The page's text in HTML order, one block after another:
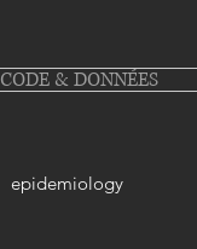
CODE & DONNÉES
epidemiology